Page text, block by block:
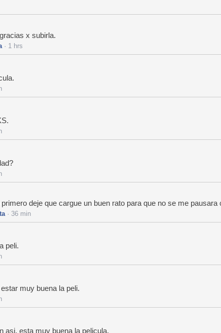
x subirla.
· 1 hrs
deje que cargue un buen rato para que no se me pausara
· 36 min
peli.
muy buena la peli.
asi, esta muy buena la pelicula.